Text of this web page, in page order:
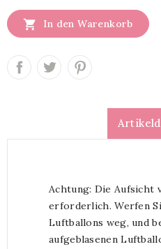
 In den Warenkorb
Achtung: Die Aufsicht
erforderlich. Werfen
Luftballons weg, und
aufgeblasenen